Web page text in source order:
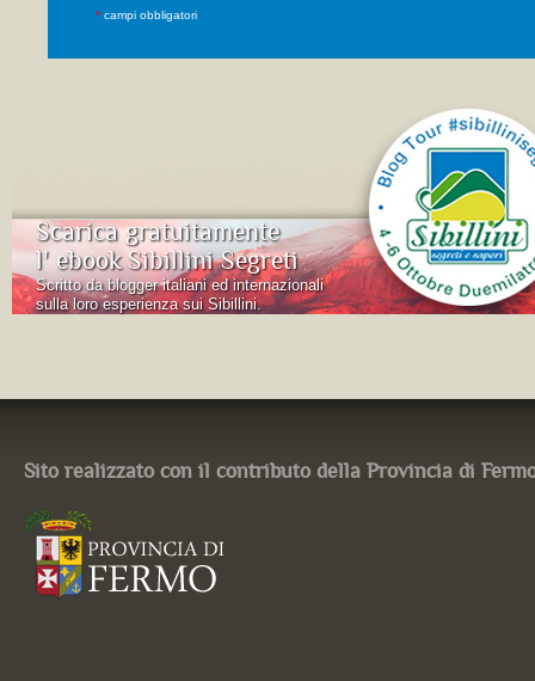
* campi obbligatori
Scarica gratuitamente
l' ebook Sibillini Segreti
Scritto da blogger italiani ed internazionali
sulla loro esperienza sui Sibillini.
Sito realizzato con il contributo della Provincia di